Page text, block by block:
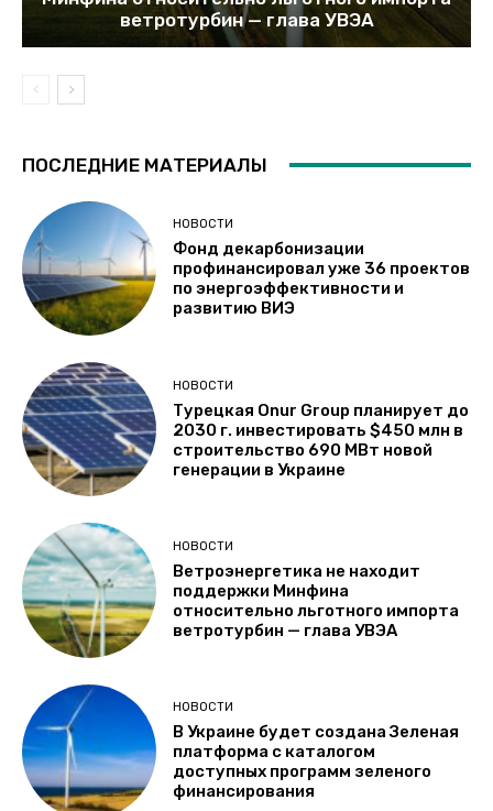
ветротурбин — глава УВЭА
ПОСЛЕДНИЕ МАТЕРИАЛЫ
НОВОСТИ
Фонд декарбонизации
профинансировал уже 36 проектов
по энергоэффективности и
развитию ВИЭ
НОВОСТИ
Турецкая Onur Group планирует до
2030 г. инвестировать $450 млн в
строительство 690 МВт новой
генерации в Украине
НОВОСТИ
Ветроэнергетика не находит
поддержки Минфина
относительно льготного импорта
ветротурбин — глава УВЭА
НОВОСТИ
В Украине будет создана Зеленая
платформа с каталогом
доступных программ зеленого
финансирования